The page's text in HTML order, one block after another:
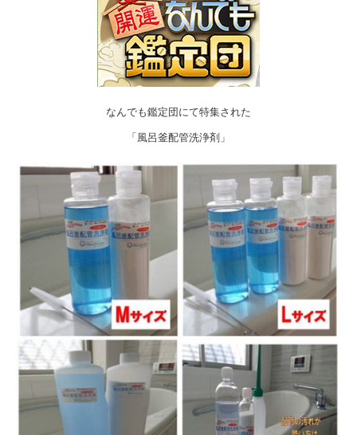
なんでも鑑定団にて特集された
「風呂釜配管洗浄剤」